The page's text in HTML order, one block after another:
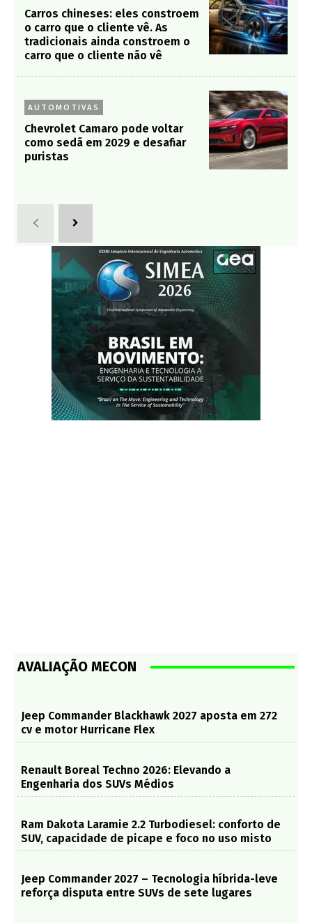
Carros chineses: eles constroem
o carro que o cliente vê. As
tradicionais ainda constroem o
carro que o cliente não vê
AUTOMOTIVAS
Chevrolet Camaro pode voltar
como sedã em 2029 e desafiar
puristas
AVALIAÇÃO MECON
Jeep Commander Blackhawk 2027 aposta em 272
cv e motor Hurricane Flex
Renault Boreal Techno 2026: Elevando a
Engenharia dos SUVs Médios
Ram Dakota Laramie 2.2 Turbodiesel: conforto de
SUV, capacidade de picape e foco no uso misto
Jeep Commander 2027 – Tecnologia híbrida-leve
reforça disputa entre SUVs de sete lugares